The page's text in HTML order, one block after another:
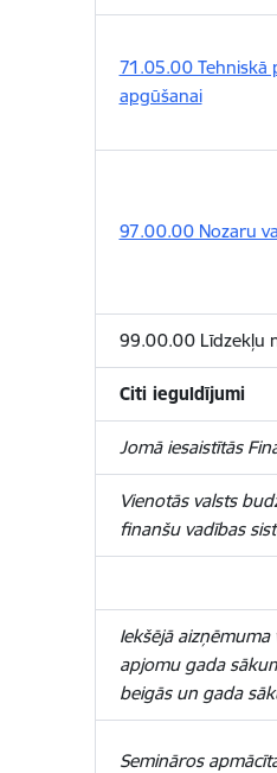
71.05.00 Tehniskā
apgūšanai
97.00.00 Nozaru
99.00.00 Līdzekļu
Citi ieguldījumi
Jomā iesaistītās
Vienotās valsts
finanšu vadības
Iekšējā
apjomu gada
beigās un gada
Semināros